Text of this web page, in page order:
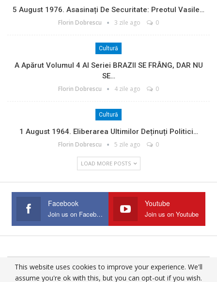
5 August 1976. Asasinați De Securitate: Preotul Vasile…
Florin Dobrescu 3 zile ago 0
Cultură
A Apărut Volumul 4 Al Seriei BRAZII SE FRÂNG, DAR NU
SE…
Florin Dobrescu 4 zile ago 0
Cultură
1 August 1964. Eliberarea Ultimilor Deținuți Politici…
Florin Dobrescu 5 zile ago 0
LOAD MORE POSTS
Facebook
Join us on Facebook
Youtube
Join us on Youtube
© 2025 - All Rights Reserved.
This website uses cookies to improve your experience. We'll
assume you're ok with this, but you can opt-out if you wish.